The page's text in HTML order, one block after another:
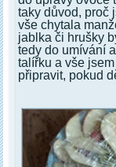
taky důvod, proč
vše chytala
jablka či hrušky
tedy do umívání
talířku a vše
připravit, pokud